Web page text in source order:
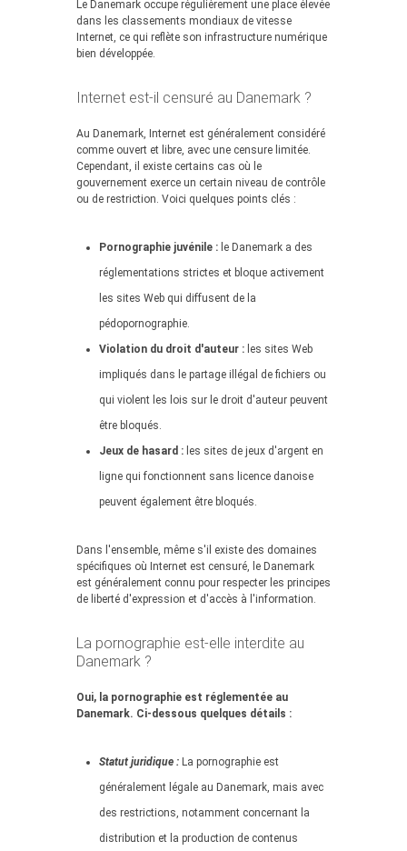
Le Danemark occupe régulièrement une place élevée
dans les classements mondiaux de vitesse
Internet, ce qui reflète son infrastructure numérique
bien développée.
Internet est-il censuré au Danemark ?
Au Danemark, Internet est généralement considéré
comme ouvert et libre, avec une censure limitée.
Cependant, il existe certains cas où le
gouvernement exerce un certain niveau de contrôle
ou de restriction. Voici quelques points clés :
Pornographie juvénile : le Danemark a des
réglementations strictes et bloque activement
les sites Web qui diffusent de la
pédopornographie.
Violation du droit d'auteur : les sites Web
impliqués dans le partage illégal de fichiers ou
qui violent les lois sur le droit d'auteur peuvent
être bloqués.
Jeux de hasard : les sites de jeux d'argent en
ligne qui fonctionnent sans licence danoise
peuvent également être bloqués.
Dans l'ensemble, même s'il existe des domaines
spécifiques où Internet est censuré, le Danemark
est généralement connu pour respecter les principes
de liberté d'expression et d'accès à l'information.
La pornographie est-elle interdite au
Danemark ?
Oui, la pornographie est réglementée au
Danemark. Ci-dessous quelques détails :
Statut juridique : La pornographie est
généralement légale au Danemark, mais avec
des restrictions, notamment concernant la
distribution et la production de contenus